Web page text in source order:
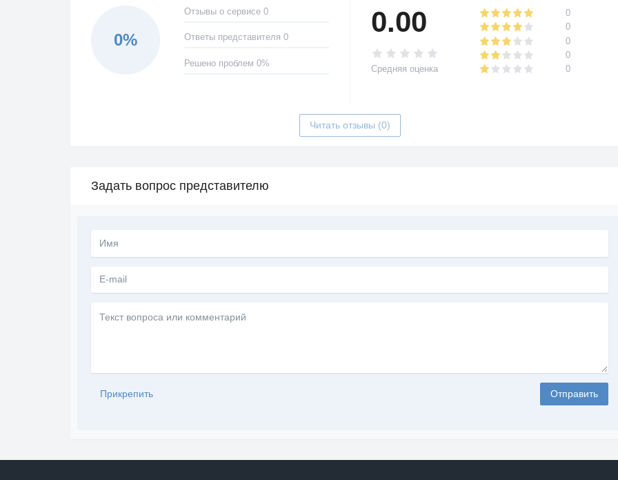
0%
Отзывы о сервисе 0
Ответы представителя 0
Решено проблем 0%
0.00
Средняя оценка
0
0
0
0
0
Читать отзывы (0)
Задать вопрос представителю
вопроса
Отправить
Прикрепить